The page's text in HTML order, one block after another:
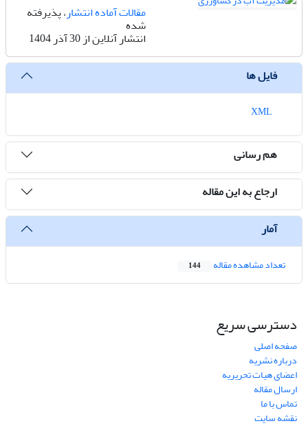
مقالات آماده انتشار، پذیرفته
شده
انتشار آنلاین از 30 آذر 1404
فایل ها
هم رسانی
ارجاع به این مقاله
آمار
تعداد مشاهده مقاله 144
دسترسی سریع
صفحه اصلی
درباره نشریه
اعضای هیات تحریریه
ارسال مقاله
تماس با ما
نقشه سایت